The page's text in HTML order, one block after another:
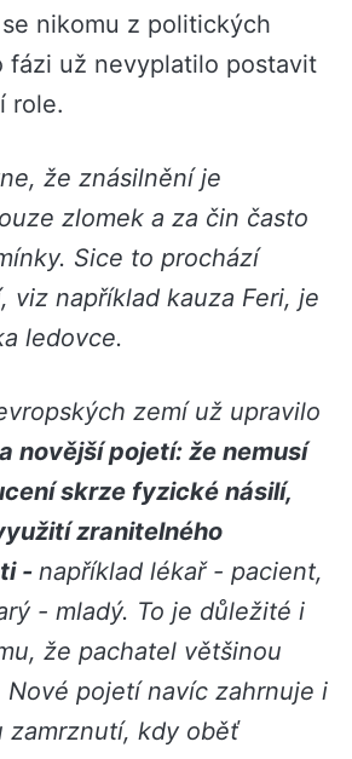
nikomu z politických
fázi už nevyplatilo postavit
role.
že znásilnění je
zlomek a za čin často
Sice to prochází
viz například kauza Feri, je
ledovce.
zemí už upravilo
novější pojetí: že nemusí
skrze fyzické násilí,
zranitelného
- například lékař - pacient,
- mladý. To je důležité i
že pachatel většinou
pojetí navíc zahrnuje i
zamrznutí, kdy oběť